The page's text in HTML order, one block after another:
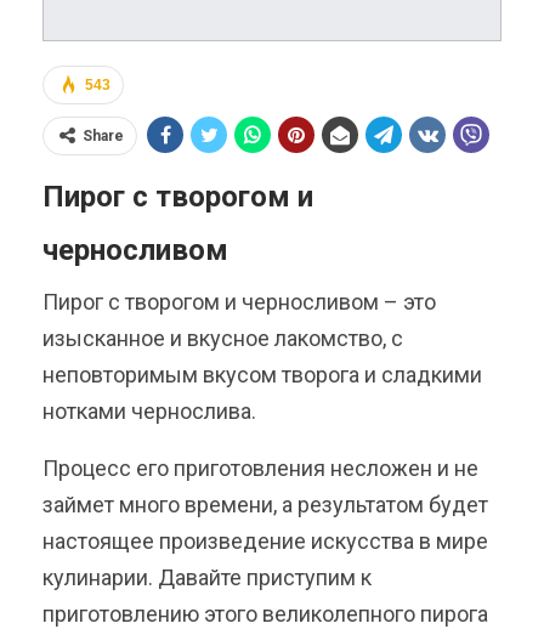
543
Share
Пирог с творогом и
черносливом
Пирог с творогом и черносливом – это
изысканное и вкусное лакомство, с
неповторимым вкусом творога и сладкими
нотками чернослива.
Процесс его приготовления несложен и не
займет много времени, а результатом будет
настоящее произведение искусства в мире
кулинарии. Давайте приступим к
приготовлению этого великолепного пирога